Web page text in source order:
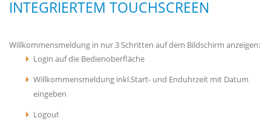
INTEGRIERTEM TOUCHSCREEN
Willkommensmeldung in nur 3 Schritten auf dem Bildschirm anzeigen:
Login auf die Bedienoberfläche
Willkommensmeldung inkl.Start- und Enduhrzeit mit Datum
eingeben
Logout